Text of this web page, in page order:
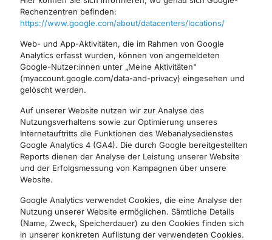
Rechenzentren befinden:
https://www.google.com/about/datacenters/locations/
Web- und App-Aktivitäten, die im Rahmen von Google
Analytics erfasst wurden, können von angemeldeten
Google-Nutzer:innen unter „Meine Aktivitäten"
(myaccount.google.com/data-and-privacy) eingesehen und
gelöscht werden.
Auf unserer Website nutzen wir zur Analyse des
Nutzungsverhaltens sowie zur Optimierung unseres
Internetauftritts die Funktionen des Webanalysedienstes
Google Analytics 4 (GA4). Die durch Google bereitgestellten
Reports dienen der Analyse der Leistung unserer Website
und der Erfolgsmessung von Kampagnen über unsere
Website.
Google Analytics verwendet Cookies, die eine Analyse der
Nutzung unserer Website ermöglichen. Sämtliche Details
(Name, Zweck, Speicherdauer) zu den Cookies finden sich
in unserer konkreten Auflistung der verwendeten Cookies.